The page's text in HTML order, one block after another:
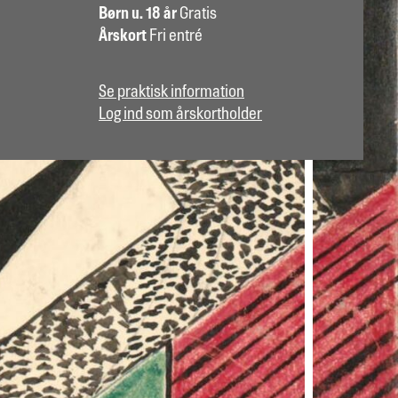
Børn u. 18 år Gratis
Årskort Fri entré
Se praktisk information
Log ind som årskortholder